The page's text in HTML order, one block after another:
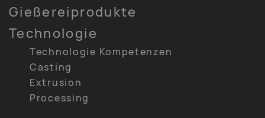
Gießereiprodukte
Technologie
Technologie Kompetenzen
Casting
Extrusion
Processing